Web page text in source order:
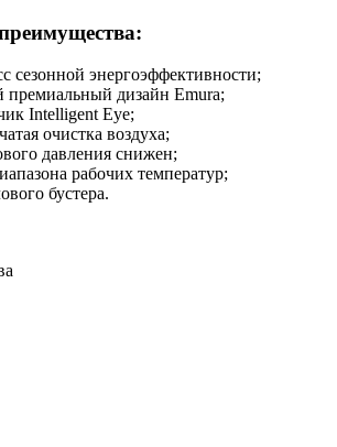
сезонной энергоэффективности;
дизайн Emura;
Intelligent Eye;
очистка воздуха;
давления снижен;
рабочих температур;
бустера.